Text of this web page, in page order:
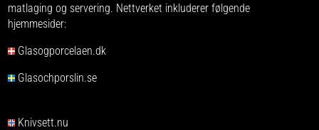
matlaging og servering. Nettverket inkluderer følgende
hjemmesider:
Glasogporcelaen.dk
Glasochporslin.se
Knivsett.nu